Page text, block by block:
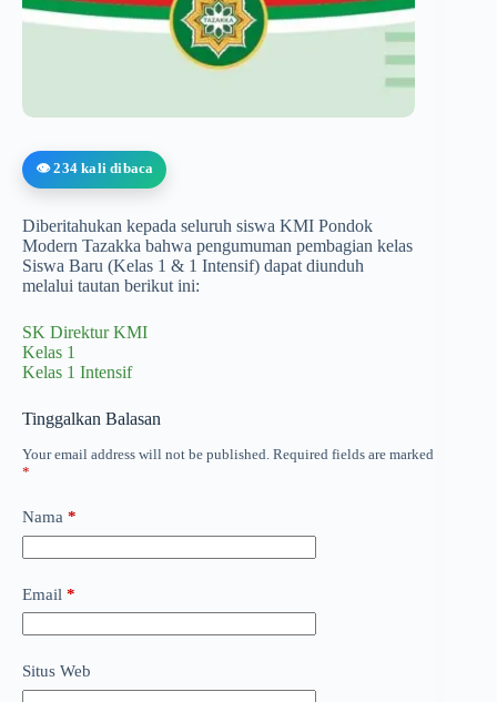
👁️ 234 kali dibaca
Diberitahukan kepada seluruh siswa KMI Pondok
Modern Tazakka bahwa pengumuman pembagian kelas
Siswa Baru (Kelas 1 & 1 Intensif) dapat diunduh
melalui tautan berikut ini:
SK Direktur KMI
Kelas 1
Kelas 1 Intensif
Tinggalkan Balasan
Your email address will not be published. Required fields are marked
*
Nama *
Email *
Situs Web